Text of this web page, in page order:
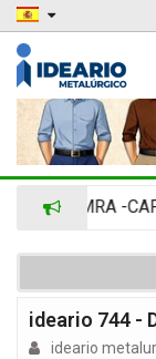
ADIMRA -
ideario 744 -
ideario